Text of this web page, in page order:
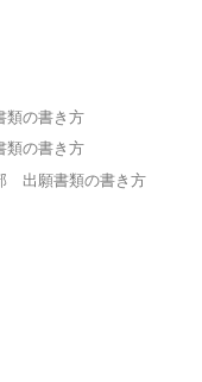
の書き方
の書き方
出願書類の書き方